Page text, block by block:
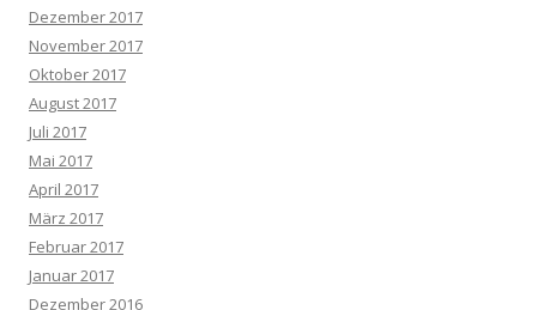
Dezember 2017
November 2017
Oktober 2017
August 2017
Juli 2017
Mai 2017
April 2017
März 2017
Februar 2017
Januar 2017
Dezember 2016